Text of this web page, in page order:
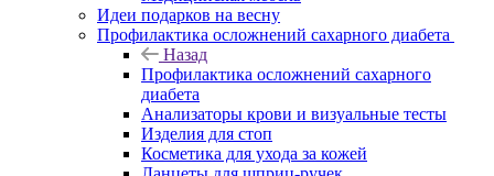
Идеи подарков на весну
Профилактика осложнений сахарного диабета
Назад
Профилактика осложнений сахарного
диабета
Анализаторы крови и визуальные тесты
Изделия для стоп
Косметика для ухода за кожей